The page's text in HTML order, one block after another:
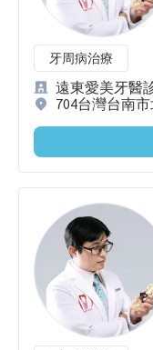
牙周病治療
遠東愛美牙醫
704台灣台南